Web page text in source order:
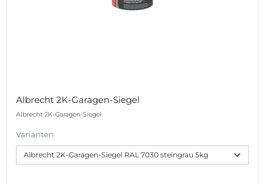
Albrecht 2K-Garagen-Siegel
Albrecht 2K-Garagen-Siegel
Varianten